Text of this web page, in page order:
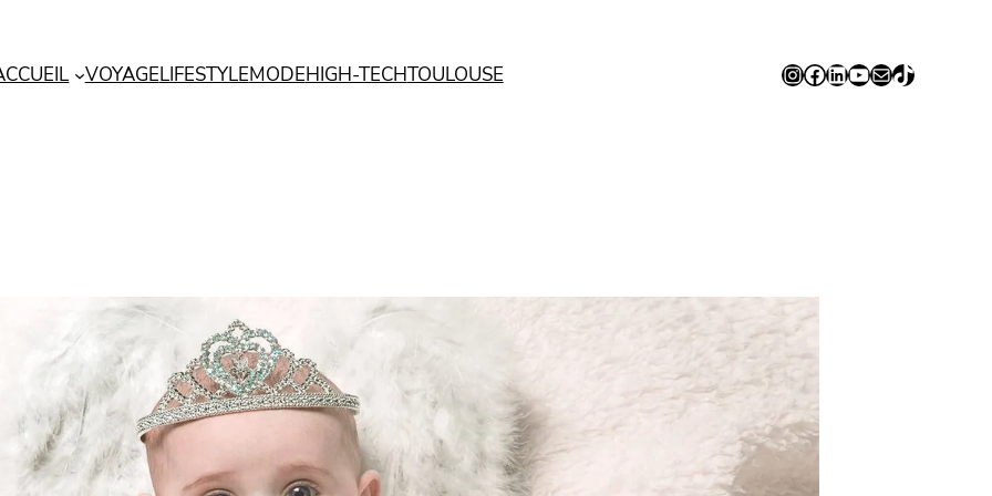
VOYAGELIFESTYLEMODEHIGH-TECHTOULOUSE InstagramFacebook LinkedIn YouTube E-mail TikTok